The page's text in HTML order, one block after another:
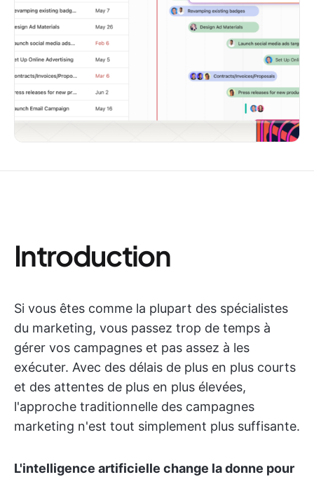
Introduction
Si vous êtes comme la plupart des spécialistes
du marketing, vous passez trop de temps à
gérer vos campagnes et pas assez à les
exécuter. Avec des délais de plus en plus courts
et des attentes de plus en plus élevées,
l'approche traditionnelle des campagnes
marketing n'est tout simplement plus suffisante.
L'intelligence artificielle change la donne pour